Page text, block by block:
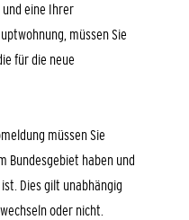
eine Ihrer
müssen Sie
für die neue
müssen Sie
Bundesgebiet haben und
Dies gilt unabhängig
oder nicht.